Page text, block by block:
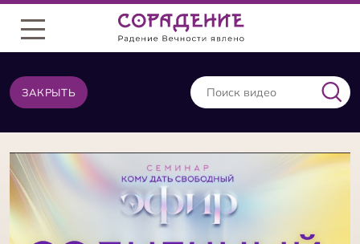
Меню
ЗАКРЫТЬ
ВИДЕО ИЗ ТОЙ ЖЕ КАТЕГОРИИ